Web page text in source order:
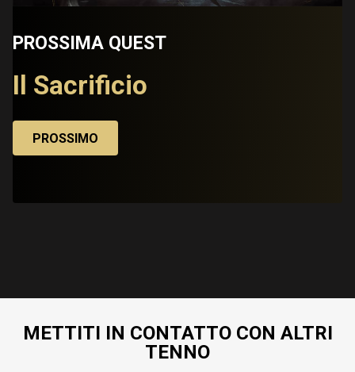
PROSSIMA QUEST
Il Sacrificio
PROSSIMO
METTITI IN CONTATTO CON ALTRI
TENNO